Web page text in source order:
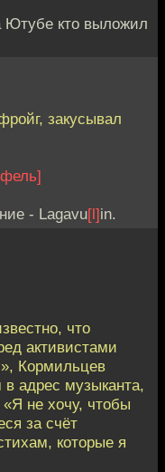
Ютубе кто выложил
закусывал
- Lagavu[l]in.
что
активистами
Кормильцев
адрес музыканта,
не хочу, чтобы
за счёт
которые я